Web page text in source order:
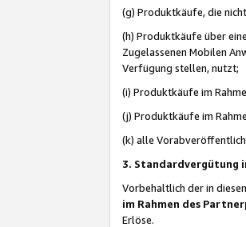
(g) Produktkäufe, die
(h) Produktkäufe über
Zugelassenen Mobilen
Verfügung stellen, nutzt;
(i) Produktkäufe im
(j) Produktkäufe im
(k) alle
3. Standardvergütung
Vorbehaltlich der in
im Rahmen des
Erlöse.